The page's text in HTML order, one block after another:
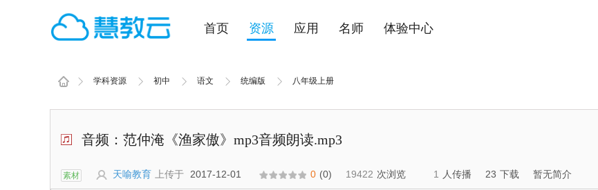
首页 资源 应用 名师 体验中心
学科资源 初中 语文 统编版 八年级上册
音频：范仲淹《渔家傲》mp3音频朗读.mp3
素材 天喻教育 上传于 2017-12-01 0 (0) 19422 次浏览 1 人传播 23 下载 暂无简介